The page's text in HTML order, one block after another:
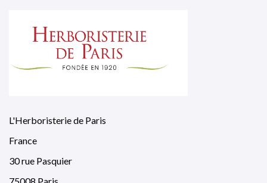
L'Herboristerie de Paris
France
30 rue Pasquier